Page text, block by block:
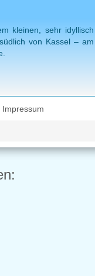
kleinen, sehr idyllisch
von Kassel – am
Impressum